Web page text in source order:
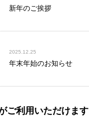
新年のご挨拶
2025.12.25
年末年始のお知らせ
ご利用いただけます